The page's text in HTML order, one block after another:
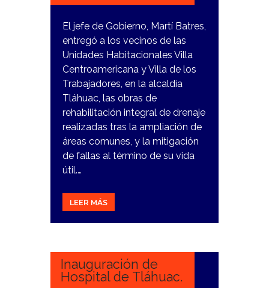
El jefe de Gobierno, Martí Batres,
entregó a los vecinos de las
Unidades Habitacionales Villa
Centroamericana y Villa de los
Trabajadores, en la alcaldía
Tláhuac, las obras de
rehabilitación integral de drenaje
realizadas tras la ampliación de
áreas comunes, y la mitigación
de fallas al término de su vida
útil.…
LEER MÁS
21
Inauguración de
Hospital de Tláhuac.